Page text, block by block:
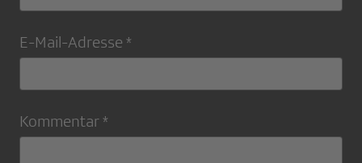
E-Mail-Adresse *
Kommentar *